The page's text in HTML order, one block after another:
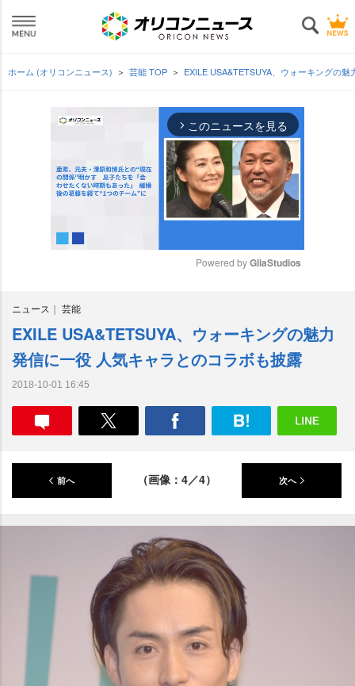
ホーム (オリコンニュース) 芸能 TOP EXILE USA&TETSUYA、ウォーキングの
arrow_forward_ios このニュースを見る
e
Powered by GliaStudios
ニュース 芸能
EXILE USA&TETSUYA、ウォーキングの魅力
発信に一役 人気キャラとのコラボも披露
2018-10-01 16:45
前へ （画像：4／4） 次へ